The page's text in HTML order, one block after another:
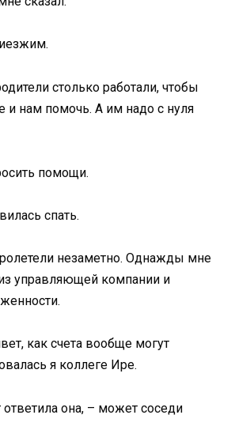
столько работали, чтобы
и нам помочь. А им надо с нуля
помощи.
спать.
незаметно. Однажды мне
управляющей компании и
как счета вообще могут
я коллеге Ире.
она, – может соседи